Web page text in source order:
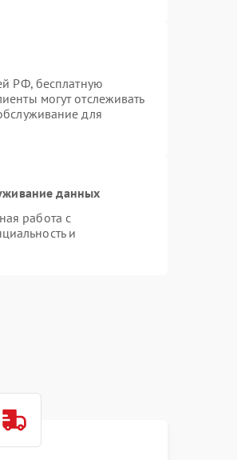
РФ, бесплатную
могут отслеживать
для
данных
работа с
и